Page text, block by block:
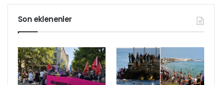
Son eklenenler